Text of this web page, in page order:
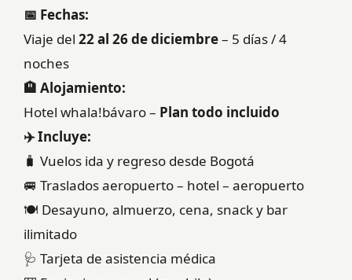
📅 Fechas:
Viaje del 22 al 26 de diciembre– 5 días / 4
noches
🏨 Alojamiento:
Hotel whala!bávaro – Plan todo incluido
✈️ Incluye:
🧳 Vuelos ida y regreso desde Bogotá
🚐 Traslados aeropuerto – hotel – aeropuerto
🍽️ Desayuno, almuerzo, cena, snack y bar
ilimitado
🩺 Tarjeta de asistencia médica